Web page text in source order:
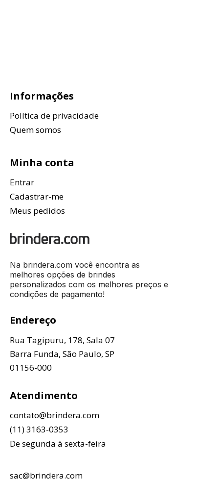
Informações
Política de privacidade
Quem somos
Minha conta
Entrar
Cadastrar-me
Meus pedidos
Na brindera.com você encontra as
melhores opções de brindes
personalizados com os melhores preços e
condições de pagamento!
Endereço
Rua Tagipuru, 178, Sala 07
Barra Funda, São Paulo, SP
01156-000
Atendimento
contato@brindera.com
(11) 3163-0353
De segunda à sexta-feira
sac@brindera.com